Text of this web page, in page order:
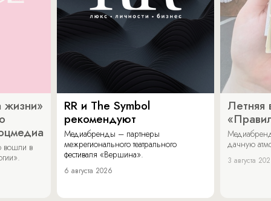
жизни»
вошли в
RR и The Symbol
рекомендуют
Медиабренды – партнеры
межрегионального театрального
фестиваля «Вершина».
6 августа 2026
Летняя
дачную
3 августа